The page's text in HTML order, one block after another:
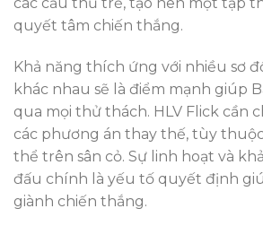
quyết tâm chiến thắng.
Khả năng thích ứng với nhiều sơ
khác nhau sẽ là điểm mạnh giúp
qua mọi thử thách. HLV Flick cần
các phương án thay thế, tùy
thể trên sân cỏ. Sự linh hoạt và
đấu chính là yếu tố quyết định
giành chiến thắng.